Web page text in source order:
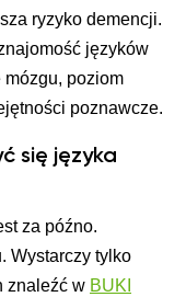
ryzyko demencji.
języków
mózgu, poziom
poznawcze.
się języka
za późno.
Wystarczy tylko
znaleźć w BUKI